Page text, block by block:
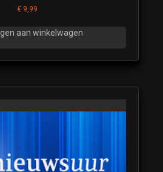
€ 9,99
aan winkelwagen